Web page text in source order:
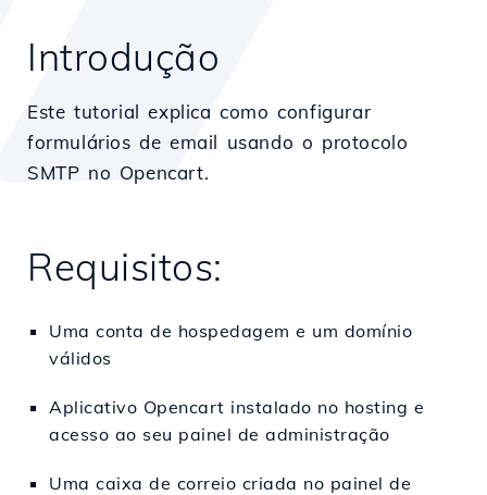
Introdução
Este tutorial explica como configurar
formulários de email usando o protocolo
SMTP no Opencart.
Requisitos:
Uma conta de hospedagem e um domínio
válidos
Aplicativo Opencart instalado no hosting e
acesso ao seu painel de administração
Uma caixa de correio criada no painel de